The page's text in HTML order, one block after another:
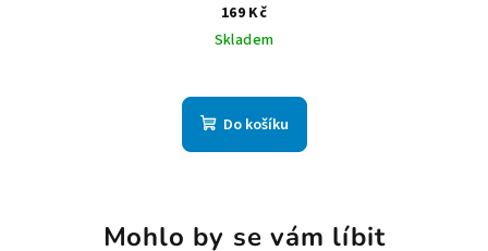
169 Kč
Skladem
Do košíku
Mohlo by se vám líbit